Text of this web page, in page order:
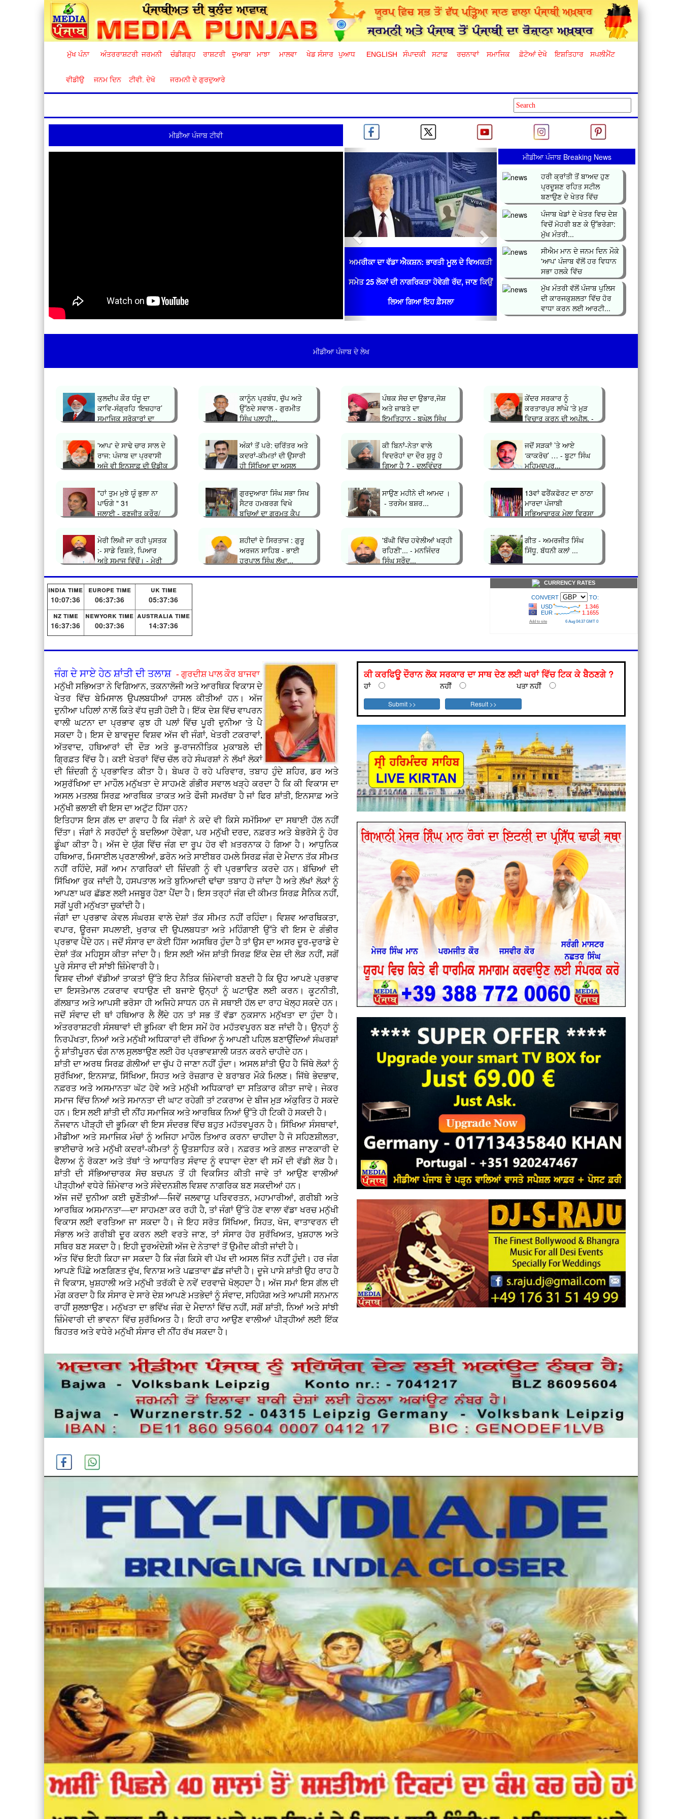
ਮੁੱਖ ਪੰਨਾ ਅੰਤਰਰਾਸ਼ਟਰੀ ਜਰਮਨੀ ਚੰਡੀਗੜ੍ਹ ਰਾਸ਼ਟਰੀ ਦੁਆਬਾ ਮਾਝਾ ਮਾਲਵਾ ਖੇਡ ਸੰਸਾਰ ਪੁਆਧ ENGLISH ਸੰਪਾਦਕੀ ਸਟਾਫ਼ ਰਚਨਾਵਾਂ ਸਮਾਜਿਕ ਫ਼ੋਟੋਆਂ ਦੇਖੋ ਇਸ਼ਤਿਹਾਰ ਸਪਲੀਮੈਂਟ
ਵੀਡੀਉ ਜਨਮ ਦਿਨ ਟੀਵੀ. ਦੇਖੋ ਜਰਮਨੀ ਦੇ ਗੁਰਦੁਆਰੇ
ਮੀਡੀਆ ਪੰਜਾਬ ਟੀਵੀ
ਅਮਰੀਕਾ ਦਾ ਵੱਡਾ ਐਕਸ਼ਨ: ਭਾਰਤੀ ਮੂਲ ਦੇ ਵਿਅਕਤੀ
ਸਮੇਤ 25 ਲੋਕਾਂ ਦੀ ਨਾਗਰਿਕਤਾ ਹੋਵੇਗੀ ਰੱਦ, ਜਾਣ ਕਿਉਂ
ਲਿਆ ਗਿਆ ਇਹ ਫ਼ੈਸਲਾ
Previous Next
ਮੀਡੀਆ ਪੰਜਾਬ Breaking News
ਹਰੀ ਕ੍ਰਾਂਤੀ ਤੋਂ ਬਾਅਦ ਹੁਣ
ਪ੍ਰਦੂਸ਼ਣ ਰਹਿਤ ਸਟੀਲ
ਬਣਾਉਣ ਦੇ ਖੇਤਰ ਵਿੱਚ
ਕ੍ਰਾਂਤ...
ਪੰਜਾਬ ਖੇਡਾਂ ਦੇ ਖੇਤਰ ਵਿਚ ਦੇਸ਼
ਵਿਚੋਂ ਮੋਹਰੀ ਬਣ ਕੇ ਉੱਭਰੇਗਾ:
ਮੁੱਖ ਮੰਤਰੀ...
ਸੀਐਮ ਮਾਨ ਦੇ ਜਨਮ ਦਿਨ ਮੌਕੇ
'ਆਪ' ਪੰਜਾਬ ਵੱਲੋਂ ਹਰ ਵਿਧਾਨ
ਸਭਾ ਹਲਕੇ ਵਿੱਚ
ਲਗਾਇਆ&n...
ਮੁੱਖ ਮੰਤਰੀ ਵੱਲੋਂ ਪੰਜਾਬ ਪੁਲਿਸ
ਦੀ ਕਾਰਜਕੁਸ਼ਲਤਾ ਵਿੱਚ ਹੋਰ
ਵਾਧਾ ਕਰਨ ਲਈ ਆਰਟੀ...
ਮੀਡੀਆ ਪੰਜਾਬ ਦੇ ਲੇਖ
ਕੁਲਦੀਪ ਕੌਰ ਧੰਜੂ ਦਾ
ਕਾਵਿ-ਸੰਗ੍ਰਹਿ ‘ਇਜ਼ਹਾਰ’
ਸਮਾਜਿਕ ਸਰੋਕਾਰਾਂ ਦਾ
ਕਾਨੂੰਨ ਪ੍ਰਬੰਧ, ਚੁੱਪ ਅਤੇ
ਉੱਠਦੇ ਸਵਾਲ - ਗੁਰਮੀਤ
ਸਿੰਘ ਪਲਾਹੀ...
ਪੰਥਕ ਸੋਚ ਦਾ ਉਭਾਰ,ਜੋਸ਼
ਅਤੇ ਜ਼ਾਬਤੇ ਦਾ
ਇਮਤਿਹਾਨ - ਬਘੇਲ ਸਿੰਘ
ਕੇਂਦਰ ਸਰਕਾਰ ਨੂੰ
ਕਰਤਾਰਪੁਰ ਲਾਂਘੇ 'ਤੇ ਮੁੜ
ਵਿਚਾਰ ਕਰਨ ਦੀ ਅਪੀਲ, -
'ਆਪ' ਦੇ ਸਾਢੇ ਚਾਰ ਸਾਲ ਦੇ
ਰਾਜ: ਪੰਜਾਬ ਦਾ ਪ੍ਰਵਾਸੀ
ਅਜੇ ਵੀ ਇਨਸਾਫ਼ ਦੀ ਉਡੀਕ
ਅੰਕਾਂ ਤੋਂ ਪਰੇ: ਚਰਿੱਤਰ ਅਤੇ
ਕਦਰਾਂ-ਕੀਮਤਾਂ ਦੀ ਉਸਾਰੀ
ਹੀ ਸਿੱਖਿਆ ਦਾ ਅਸਲ
ਕੀ ਬਿਨਾਂ-ਨੇਤਾ ਵਾਲੇ
ਵਿਦਰੋਹਾਂ ਦਾ ਦੌਰ ਸ਼ੁਰੂ ਹੋ
ਗਿਆ ਹੈ ? - ਦਲਵਿੰਦਰ
ਜਦੋਂ ਸੜਕਾਂ ’ਤੇ ਆਏ
‘ਕਾਕਰੋਚ’ … - ਬੂਟਾ ਸਿੰਘ
ਮਹਿਮੂਦਪੁਰ...
"ਹਾਂ ਤੁਮ ਮੁਝੇ ਯੂੰ ਭੁਲਾ ਨਾ
ਪਾਓਗੇ " 31
ਜੁਲਾਈ - ਰਣਜੀਤ ਕ੍ਰੌਰ/
ਗੁਰਦੁਆਰਾ ਸਿੰਘ ਸਭਾ ਸਿਖ
ਸੈਟਰ ਹਮਬਰਗ ਵਿਖੇ
ਬਚ‌ਿਆਂ ਦਾ ਗੁਰਮਤ ਕੈਪ
ਸਾਉਣ ਮਹੀਨੇ ਦੀ ਆਮਦ ।
- ਤਰਸੇਮ ਬਸ਼ਰ...
13ਵਾਂ ਫਰੈਂਕਫੋਰਟ ਦਾ ਠਾਠਾ
ਮਾਰਦਾ ਪੰਜਾਬੀ
ਸਭਿਆਚਾਰਕ ਮੇਲਾ ਵਿਰਸਾ
ਮੇਰੀ ਲਿਖੀ ਜਾ ਰਹੀ ਪੁਸਤਕ
:- ਸਾਡੇ ਰਿਸ਼ਤੇ, ਪਿਆਰ
ਅਤੇ ਸਮਾਜ ਵਿੱਚੋਂ। - ਮੇਰੀ
ਸ਼ਹੀਦਾਂ ਦੇ ਸਿਰਤਾਜ : ਗੁਰੂ
ਅਰਜਨ ਸਾਹਿਬ - ਭਾਈ
ਹਰਪਾਲ ਸਿੰਘ ਲੱਖਾ...
'ਬੱਘੀ ਵਿੱਚ ਹਵੇਲੀਆਂ ਖੜ੍ਹੀ
ਰਹਿਣੀ'... - ਮਨਜਿੰਦਰ
ਸਿੰਘ ਸਰੌਦ...
ਗੀਤ - ਅਮਰਜੀਤ ਸਿੰਘ
ਸਿੱਧੂ. ਬੱਧਨੀ ਕਲਾਂ ...
india time
10:07:36
europe time
06:37:36
uk time
05:37:36
nz time
16:37:36
newyork time
00:37:36
australia time
14:37:36
CURRENCY RATES
ਜੰਗ ਦੇ ਸਾਏ ਹੇਠ ਸ਼ਾਂਤੀ ਦੀ ਤਲਾਸ਼ - ਗੁਰਦੀਸ਼ ਪਾਲ ਕੌਰ ਬਾਜਵਾ
ਮਨੁੱਖੀ ਸਭਿਅਤਾ ਨੇ ਵਿਗਿਆਨ, ਤਕਨਾਲੋਜੀ ਅਤੇ ਆਰਥਿਕ ਵਿਕਾਸ ਦੇ
ਖੇਤਰ ਵਿੱਚ ਬੇਮਿਸਾਲ ਉਪਲਬਧੀਆਂ ਹਾਸਲ ਕੀਤੀਆਂ ਹਨ। ਅੱਜ
ਦੁਨੀਆ ਪਹਿਲਾਂ ਨਾਲੋਂ ਕਿਤੇ ਵੱਧ ਜੁੜੀ ਹੋਈ ਹੈ। ਇੱਕ ਦੇਸ਼ ਵਿੱਚ ਵਾਪਰਨ
ਵਾਲੀ ਘਟਨਾ ਦਾ ਪ੍ਰਭਾਵ ਕੁਝ ਹੀ ਪਲਾਂ ਵਿੱਚ ਪੂਰੀ ਦੁਨੀਆ 'ਤੇ ਪੈ
ਸਕਦਾ ਹੈ। ਇਸ ਦੇ ਬਾਵਜੂਦ ਵਿਸ਼ਵ ਅੱਜ ਵੀ ਜੰਗਾਂ, ਖੇਤਰੀ ਟਕਰਾਵਾਂ,
ਅੱਤਵਾਦ, ਹਥਿਆਰਾਂ ਦੀ ਦੌੜ ਅਤੇ ਭੂ-ਰਾਜਨੀਤਿਕ ਮੁਕਾਬਲੇ ਦੀ
ਗ੍ਰਿਫ਼ਤ ਵਿੱਚ ਹੈ। ਕਈ ਖੇਤਰਾਂ ਵਿੱਚ ਚੱਲ ਰਹੇ ਸੰਘਰਸ਼ਾਂ ਨੇ ਲੱਖਾਂ ਲੋਕਾਂ
ਦੀ ਜ਼ਿੰਦਗੀ ਨੂੰ ਪ੍ਰਭਾਵਿਤ ਕੀਤਾ ਹੈ। ਬੇਘਰ ਹੋ ਰਹੇ ਪਰਿਵਾਰ, ਤਬਾਹ ਹੁੰਦੇ ਸ਼ਹਿਰ, ਡਰ ਅਤੇ
ਅਸੁਰੱਖਿਆ ਦਾ ਮਾਹੌਲ ਮਨੁੱਖਤਾ ਦੇ ਸਾਹਮਣੇ ਗੰਭੀਰ ਸਵਾਲ ਖੜ੍ਹੇ ਕਰਦਾ ਹੈ ਕਿ ਕੀ ਵਿਕਾਸ ਦਾ
ਅਸਲ ਮਤਲਬ ਸਿਰਫ਼ ਆਰਥਿਕ ਤਾਕਤ ਅਤੇ ਫੌਜੀ ਸਮਰੱਥਾ ਹੈ ਜਾਂ ਫਿਰ ਸ਼ਾਂਤੀ, ਇਨਸਾਫ਼ ਅਤੇ
ਮਨੁੱਖੀ ਭਲਾਈ ਵੀ ਇਸ ਦਾ ਅਟੁੱਟ ਹਿੱਸਾ ਹਨ?
ਇਤਿਹਾਸ ਇਸ ਗੱਲ ਦਾ ਗਵਾਹ ਹੈ ਕਿ ਜੰਗਾਂ ਨੇ ਕਦੇ ਵੀ ਕਿਸੇ ਸਮੱਸਿਆ ਦਾ ਸਥਾਈ ਹੱਲ ਨਹੀਂ
ਦਿੱਤਾ। ਜੰਗਾਂ ਨੇ ਸਰਹੱਦਾਂ ਨੂੰ ਬਦਲਿਆ ਹੋਵੇਗਾ, ਪਰ ਮਨੁੱਖੀ ਦਰਦ, ਨਫ਼ਰਤ ਅਤੇ ਬੇਭਰੋਸੇ ਨੂੰ ਹੋਰ
ਡੂੰਘਾ ਕੀਤਾ ਹੈ। ਅੱਜ ਦੇ ਯੁੱਗ ਵਿੱਚ ਜੰਗ ਦਾ ਰੂਪ ਹੋਰ ਵੀ ਖ਼ਤਰਨਾਕ ਹੋ ਗਿਆ ਹੈ। ਆਧੁਨਿਕ
ਹਥਿਆਰ, ਮਿਸਾਈਲ ਪ੍ਰਣਾਲੀਆਂ, ਡਰੋਨ ਅਤੇ ਸਾਈਬਰ ਹਮਲੇ ਸਿਰਫ਼ ਜੰਗ ਦੇ ਮੈਦਾਨ ਤੱਕ ਸੀਮਤ
ਨਹੀਂ ਰਹਿੰਦੇ, ਸਗੋਂ ਆਮ ਨਾਗਰਿਕਾਂ ਦੀ ਜ਼ਿੰਦਗੀ ਨੂੰ ਵੀ ਪ੍ਰਭਾਵਿਤ ਕਰਦੇ ਹਨ। ਬੱਚਿਆਂ ਦੀ
ਸਿੱਖਿਆ ਰੁਕ ਜਾਂਦੀ ਹੈ, ਹਸਪਤਾਲ ਅਤੇ ਬੁਨਿਆਦੀ ਢਾਂਚਾ ਤਬਾਹ ਹੋ ਜਾਂਦਾ ਹੈ ਅਤੇ ਲੱਖਾਂ ਲੋਕਾਂ ਨੂੰ
ਆਪਣਾ ਘਰ ਛੱਡਣ ਲਈ ਮਜਬੂਰ ਹੋਣਾ ਪੈਂਦਾ ਹੈ। ਇਸ ਤਰ੍ਹਾਂ ਜੰਗ ਦੀ ਕੀਮਤ ਸਿਰਫ਼ ਸੈਨਿਕ ਨਹੀਂ,
ਸਗੋਂ ਪੂਰੀ ਮਨੁੱਖਤਾ ਚੁਕਾਂਦੀ ਹੈ।
ਜੰਗਾਂ ਦਾ ਪ੍ਰਭਾਵ ਕੇਵਲ ਸੰਘਰਸ਼ ਵਾਲੇ ਦੇਸ਼ਾਂ ਤੱਕ ਸੀਮਤ ਨਹੀਂ ਰਹਿੰਦਾ। ਵਿਸ਼ਵ ਆਰਥਿਕਤਾ,
ਵਪਾਰ, ਊਰਜਾ ਸਪਲਾਈ, ਖੁਰਾਕ ਦੀ ਉਪਲਬਧਤਾ ਅਤੇ ਮਹਿੰਗਾਈ ਉੱਤੇ ਵੀ ਇਸ ਦੇ ਗੰਭੀਰ
ਪ੍ਰਭਾਵ ਪੈਂਦੇ ਹਨ। ਜਦੋਂ ਸੰਸਾਰ ਦਾ ਕੋਈ ਹਿੱਸਾ ਅਸਥਿਰ ਹੁੰਦਾ ਹੈ ਤਾਂ ਉਸ ਦਾ ਅਸਰ ਦੂਰ-ਦੁਰਾਡੇ ਦੇ
ਦੇਸ਼ਾਂ ਤੱਕ ਮਹਿਸੂਸ ਕੀਤਾ ਜਾਂਦਾ ਹੈ। ਇਸ ਲਈ ਅੱਜ ਸ਼ਾਂਤੀ ਸਿਰਫ਼ ਇੱਕ ਦੇਸ਼ ਦੀ ਲੋੜ ਨਹੀਂ, ਸਗੋਂ
ਪੂਰੇ ਸੰਸਾਰ ਦੀ ਸਾਂਝੀ ਜ਼ਿੰਮੇਵਾਰੀ ਹੈ।
ਵਿਸ਼ਵ ਦੀਆਂ ਵੱਡੀਆਂ ਤਾਕਤਾਂ ਉੱਤੇ ਇਹ ਨੈਤਿਕ ਜ਼ਿੰਮੇਵਾਰੀ ਬਣਦੀ ਹੈ ਕਿ ਉਹ ਆਪਣੇ ਪ੍ਰਭਾਵ
ਦਾ ਇਸਤੇਮਾਲ ਟਕਰਾਵ ਵਧਾਉਣ ਦੀ ਬਜਾਏ ਉਨ੍ਹਾਂ ਨੂੰ ਘਟਾਉਣ ਲਈ ਕਰਨ। ਕੂਟਨੀਤੀ,
ਗੱਲਬਾਤ ਅਤੇ ਆਪਸੀ ਭਰੋਸਾ ਹੀ ਅਜਿਹੇ ਸਾਧਨ ਹਨ ਜੋ ਸਥਾਈ ਹੱਲ ਦਾ ਰਾਹ ਖੋਲ੍ਹ ਸਕਦੇ ਹਨ।
ਜਦੋਂ ਸੰਵਾਦ ਦੀ ਥਾਂ ਹਥਿਆਰ ਲੈ ਲੈਂਦੇ ਹਨ ਤਾਂ ਸਭ ਤੋਂ ਵੱਡਾ ਨੁਕਸਾਨ ਮਨੁੱਖਤਾ ਦਾ ਹੁੰਦਾ ਹੈ।
ਅੰਤਰਰਾਸ਼ਟਰੀ ਸੰਸਥਾਵਾਂ ਦੀ ਭੂਮਿਕਾ ਵੀ ਇਸ ਸਮੇਂ ਹੋਰ ਮਹੱਤਵਪੂਰਨ ਬਣ ਜਾਂਦੀ ਹੈ। ਉਨ੍ਹਾਂ ਨੂੰ
ਨਿਰਪੱਖਤਾ, ਨਿਆਂ ਅਤੇ ਮਨੁੱਖੀ ਅਧਿਕਾਰਾਂ ਦੀ ਰੱਖਿਆ ਨੂੰ ਆਪਣੀ ਪਹਿਲ ਬਣਾਉਂਦਿਆਂ ਸੰਘਰਸ਼ਾਂ
ਨੂੰ ਸ਼ਾਂਤੀਪੂਰਨ ਢੰਗ ਨਾਲ ਸੁਲਝਾਉਣ ਲਈ ਹੋਰ ਪ੍ਰਭਾਵਸ਼ਾਲੀ ਯਤਨ ਕਰਨੇ ਚਾਹੀਦੇ ਹਨ।
ਸ਼ਾਂਤੀ ਦਾ ਅਰਥ ਸਿਰਫ਼ ਗੋਲੀਆਂ ਦਾ ਚੁੱਪ ਹੋ ਜਾਣਾ ਨਹੀਂ ਹੁੰਦਾ। ਅਸਲ ਸ਼ਾਂਤੀ ਉਹ ਹੈ ਜਿੱਥੇ ਲੋਕਾਂ ਨੂੰ
ਸੁਰੱਖਿਆ, ਇਨਸਾਫ਼, ਸਿੱਖਿਆ, ਸਿਹਤ ਅਤੇ ਰੋਜ਼ਗਾਰ ਦੇ ਬਰਾਬਰ ਮੌਕੇ ਮਿਲਣ। ਜਿੱਥੇ ਭੇਦਭਾਵ,
ਨਫ਼ਰਤ ਅਤੇ ਅਸਮਾਨਤਾ ਘੱਟ ਹੋਵੇ ਅਤੇ ਮਨੁੱਖੀ ਅਧਿਕਾਰਾਂ ਦਾ ਸਤਿਕਾਰ ਕੀਤਾ ਜਾਵੇ। ਜੇਕਰ
ਸਮਾਜ ਵਿੱਚ ਨਿਆਂ ਅਤੇ ਸਮਾਨਤਾ ਦੀ ਘਾਟ ਰਹੇਗੀ ਤਾਂ ਟਕਰਾਅ ਦੇ ਬੀਜ ਮੁੜ ਅੰਕੁਰਿਤ ਹੋ ਸਕਦੇ
ਹਨ। ਇਸ ਲਈ ਸ਼ਾਂਤੀ ਦੀ ਨੀਂਹ ਸਮਾਜਿਕ ਅਤੇ ਆਰਥਿਕ ਨਿਆਂ ਉੱਤੇ ਹੀ ਟਿਕੀ ਹੋ ਸਕਦੀ ਹੈ।
ਨੌਜਵਾਨ ਪੀੜ੍ਹੀ ਦੀ ਭੂਮਿਕਾ ਵੀ ਇਸ ਸੰਦਰਭ ਵਿੱਚ ਬਹੁਤ ਮਹੱਤਵਪੂਰਨ ਹੈ। ਸਿੱਖਿਆ ਸੰਸਥਾਵਾਂ,
ਮੀਡੀਆ ਅਤੇ ਸਮਾਜਿਕ ਮੰਚਾਂ ਨੂੰ ਅਜਿਹਾ ਮਾਹੌਲ ਤਿਆਰ ਕਰਨਾ ਚਾਹੀਦਾ ਹੈ ਜੋ ਸਹਿਣਸ਼ੀਲਤਾ,
ਭਾਈਚਾਰੇ ਅਤੇ ਮਨੁੱਖੀ ਕਦਰਾਂ-ਕੀਮਤਾਂ ਨੂੰ ਉਤਸ਼ਾਹਿਤ ਕਰੇ। ਨਫ਼ਰਤ ਅਤੇ ਗਲਤ ਜਾਣਕਾਰੀ ਦੇ
ਫੈਲਾਅ ਨੂੰ ਰੋਕਣਾ ਅਤੇ ਤੱਥਾਂ 'ਤੇ ਆਧਾਰਿਤ ਸੰਵਾਦ ਨੂੰ ਵਧਾਵਾ ਦੇਣਾ ਵੀ ਸਮੇਂ ਦੀ ਵੱਡੀ ਲੋੜ ਹੈ।
ਸ਼ਾਂਤੀ ਦੀ ਸੱਭਿਆਚਾਰਕ ਸੋਚ ਬਚਪਨ ਤੋਂ ਹੀ ਵਿਕਸਿਤ ਕੀਤੀ ਜਾਵੇ ਤਾਂ ਆਉਣ ਵਾਲੀਆਂ
ਪੀੜ੍ਹੀਆਂ ਵਧੇਰੇ ਜ਼ਿੰਮੇਵਾਰ ਅਤੇ ਸੰਵੇਦਨਸ਼ੀਲ ਵਿਸ਼ਵ ਨਾਗਰਿਕ ਬਣ ਸਕਦੀਆਂ ਹਨ।
ਅੱਜ ਜਦੋਂ ਦੁਨੀਆ ਕਈ ਚੁਣੌਤੀਆਂ—ਜਿਵੇਂ ਜਲਵਾਯੂ ਪਰਿਵਰਤਨ, ਮਹਾਮਾਰੀਆਂ, ਗਰੀਬੀ ਅਤੇ
ਆਰਥਿਕ ਅਸਮਾਨਤਾ—ਦਾ ਸਾਹਮਣਾ ਕਰ ਰਹੀ ਹੈ, ਤਾਂ ਜੰਗਾਂ ਉੱਤੇ ਹੋਣ ਵਾਲਾ ਵੱਡਾ ਖਰਚ ਮਨੁੱਖੀ
ਵਿਕਾਸ ਲਈ ਵਰਤਿਆ ਜਾ ਸਕਦਾ ਹੈ। ਜੇ ਇਹ ਸਰੋਤ ਸਿੱਖਿਆ, ਸਿਹਤ, ਖੋਜ, ਵਾਤਾਵਰਨ ਦੀ
ਸੰਭਾਲ ਅਤੇ ਗਰੀਬੀ ਦੂਰ ਕਰਨ ਲਈ ਵਰਤੇ ਜਾਣ, ਤਾਂ ਸੰਸਾਰ ਹੋਰ ਸੁਰੱਖਿਅਤ, ਖੁਸ਼ਹਾਲ ਅਤੇ
ਸਥਿਰ ਬਣ ਸਕਦਾ ਹੈ। ਇਹੀ ਦੂਰਅੰਦੇਸ਼ੀ ਅੱਜ ਦੇ ਨੇਤਾਵਾਂ ਤੋਂ ਉਮੀਦ ਕੀਤੀ ਜਾਂਦੀ ਹੈ।
ਅੰਤ ਵਿੱਚ ਇਹੀ ਕਿਹਾ ਜਾ ਸਕਦਾ ਹੈ ਕਿ ਜੰਗ ਕਿਸੇ ਵੀ ਪੱਖ ਦੀ ਅਸਲ ਜਿੱਤ ਨਹੀਂ ਹੁੰਦੀ। ਹਰ ਜੰਗ
ਆਪਣੇ ਪਿੱਛੇ ਅਣਗਿਣਤ ਦੁੱਖ, ਵਿਨਾਸ਼ ਅਤੇ ਪਛਤਾਵਾ ਛੱਡ ਜਾਂਦੀ ਹੈ। ਦੂਜੇ ਪਾਸੇ ਸ਼ਾਂਤੀ ਉਹ ਰਾਹ ਹੈ
ਜੋ ਵਿਕਾਸ, ਖੁਸ਼ਹਾਲੀ ਅਤੇ ਮਨੁੱਖੀ ਤਰੱਕੀ ਦੇ ਨਵੇਂ ਦਰਵਾਜ਼ੇ ਖੋਲ੍ਹਦਾ ਹੈ। ਅੱਜ ਸਮਾਂ ਇਸ ਗੱਲ ਦੀ
ਮੰਗ ਕਰਦਾ ਹੈ ਕਿ ਸੰਸਾਰ ਦੇ ਸਾਰੇ ਦੇਸ਼ ਆਪਣੇ ਮਤਭੇਦਾਂ ਨੂੰ ਸੰਵਾਦ, ਸਹਿਯੋਗ ਅਤੇ ਆਪਸੀ ਸਨਮਾਨ
ਰਾਹੀਂ ਸੁਲਝਾਉਣ। ਮਨੁੱਖਤਾ ਦਾ ਭਵਿੱਖ ਜੰਗ ਦੇ ਮੈਦਾਨਾਂ ਵਿੱਚ ਨਹੀਂ, ਸਗੋਂ ਸ਼ਾਂਤੀ, ਨਿਆਂ ਅਤੇ ਸਾਂਝੀ
ਜ਼ਿੰਮੇਵਾਰੀ ਦੀ ਭਾਵਨਾ ਵਿੱਚ ਸੁਰੱਖਿਅਤ ਹੈ। ਇਹੀ ਰਾਹ ਆਉਣ ਵਾਲੀਆਂ ਪੀੜ੍ਹੀਆਂ ਲਈ ਇੱਕ
ਬਿਹਤਰ ਅਤੇ ਵਧੇਰੇ ਮਨੁੱਖੀ ਸੰਸਾਰ ਦੀ ਨੀਂਹ ਰੱਖ ਸਕਦਾ ਹੈ।
ਕੀ ਕਰਫਿਊ ਦੌਰਾਨ ਲੋਕ ਸਰਕਾਰ ਦਾ ਸਾਥ ਦੇਣ ਲਈ ਘਰਾਂ ਵਿੱਚ ਟਿਕ ਕੇ ਬੈਠਣਗੇ ?
ਹਾਂ ਨਹੀਂ ਪਤਾ ਨਹੀਂ